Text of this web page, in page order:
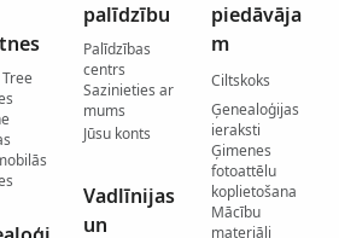
palīdzību
Palīdzības
centrs
Sazinieties ar
mums
Jūsu konts
Vadlīnijas
un
piedāvāja
m
Ciltskoks
Ģenealoģijas
ieraksti
Ģimenes
fotoattēlu
koplietošana
Mācību
materiāli